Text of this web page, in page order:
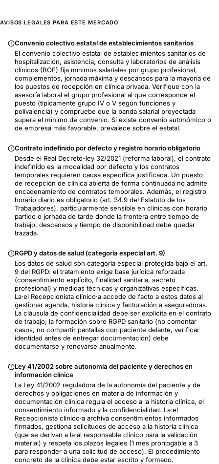
AVISOS LEGALES PARA ESTE MERCADO
Convenio colectivo estatal de establecimientos sanitarios
El convenio colectivo estatal de establecimientos sanitarios de
hospitalización, asistencia, consulta y laboratorios de análisis
clínicos (BOE) fija mínimos salariales por grupo profesional,
complementos, jornada máxima y descansos para la mayoría de
los puestos de recepción en clínica privada. Verifique con la
asesoría laboral el grupo profesional al que corresponde el
puesto (típicamente grupo IV o V según funciones y
polivalencia) y compruebe que la banda salarial proyectada
supera el mínimo de convenio. Si existe convenio autonómico o
de empresa más favorable, prevalece sobre el estatal.
Contrato indefinido por defecto y registro horario obligatorio
Desde el Real Decreto-ley 32/2021 (reforma laboral), el contrato
indefinido es la modalidad por defecto y los contratos
temporales requieren causa específica justificada. Un puesto
de recepción de clínica abierta de forma continuada no admite
encadenamiento de contratos temporales. Además, el registro
horario diario es obligatorio (art. 34.9 del Estatuto de los
Trabajadores), particularmente sensible en clínicas con horario
partido o jornada de tarde donde la frontera entre tiempo de
trabajo, descansos y tiempo de disponibilidad debe quedar
trazada.
RGPD y datos de salud (categoría especial art. 9)
Los datos de salud son categoría especial protegida bajo el art.
9 del RGPD: el tratamiento exige base jurídica reforzada
(consentimiento explícito, finalidad sanitaria, secreto
profesional) y medidas técnicas y organizativas específicas.
La·el Recepcionista clínico·a accede de facto a estos datos al
gestionar agenda, historia clínica y facturación a aseguradoras.
La cláusula de confidencialidad debe ser explícita en el contrato
de trabajo; la formación sobre RGPD sanitario (no comentar
casos, no compartir pantallas con paciente delante, verificar
identidad antes de entregar documentación) debe
documentarse y renovarse anualmente.
Ley 41/2002 sobre autonomía del paciente y derechos en
información clínica
La Ley 41/2002 reguladora de la autonomía del paciente y de
derechos y obligaciones en materia de información y
documentación clínica regula el acceso a la historia clínica, el
consentimiento informado y la confidencialidad. La·el
Recepcionista clínico·a archiva consentimientos informados
firmados, gestiona solicitudes de acceso a la historia clínica
(que se derivan a la·al responsable clínico para la validación
material) y respeta los plazos legales (1 mes prorrogable a 3
para responder a una solicitud de acceso). El procedimiento
concreto de la clínica debe estar escrito y formado.